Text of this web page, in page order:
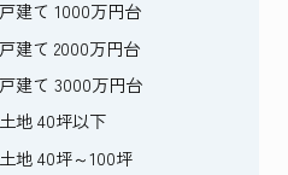
戸建て 1000万円台
戸建て 2000万円台
戸建て 3000万円台
土地 40坪以下
土地 40坪～100坪